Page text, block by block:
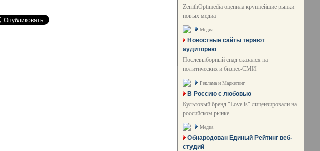
ZenithOptimedia оценила крупнейшие рынки
новых медиа
Медиа
Новостные сайты теряют
аудиторию
Послевыборный спад сказался на
политических и бизнес-СМИ
Реклама и Маркетинг
В Россию с любовью
Культовый бренд "Love is" лицензировали на
российском рынке
Медиа
Обнародован Единый Рейтинг веб-
студий